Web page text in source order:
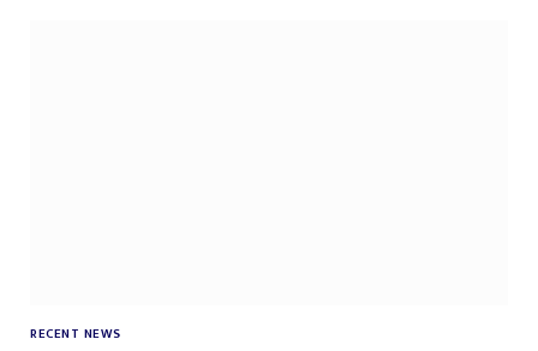
RECENT NEWS